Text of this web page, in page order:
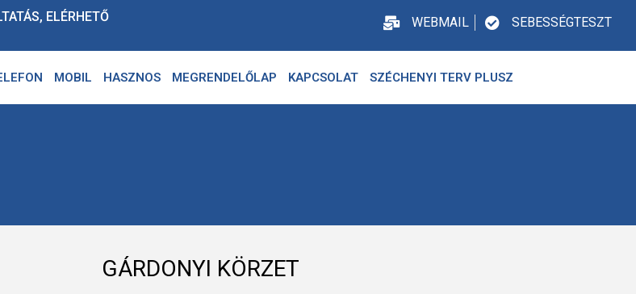
ELÉRHETŐ
WEBMAIL SEBESSÉGTESZT
MOBIL HASZNOS MEGRENDELŐLAP KAPCSOLAT SZÉCHENYI TERV PLUSZ
GÁRDONYI KÖRZET